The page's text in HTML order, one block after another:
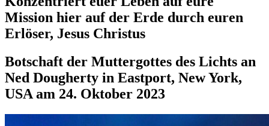
Mission hier auf der Erde durch euren
Erlöser, Jesus Christus
Botschaft der Muttergottes des Lichts an
Ned Dougherty in Eastport, New York,
USA am 24. Oktober 2023